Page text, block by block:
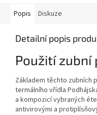
Popis Diskuze
Detailní popis
Použití zubní
Základem těchto zubních
termálního vřídla
a kompozicí vybraných
antivirovými a